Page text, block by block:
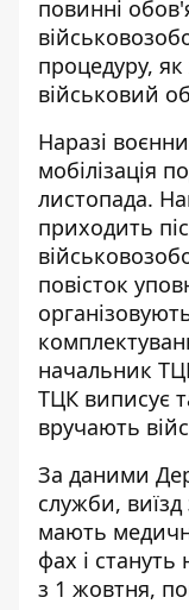
повинні
процедуру,
військовий
Наразі
мобілізація
листопада.
приходить
повісток
начальник
ТЦК виписує
вручають
За даними
служби,
мають
фах і стануть
з 1 жовтня,